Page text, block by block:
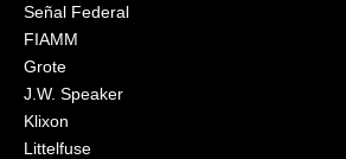
Señal Federal
FIAMM
Grote
J.W. Speaker
Klixon
Littelfuse